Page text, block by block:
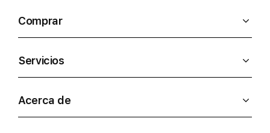
Comprar
Servicios
Acerca de